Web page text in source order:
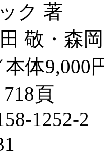
ク 著
敬・森
体9,000
頁
1252-2